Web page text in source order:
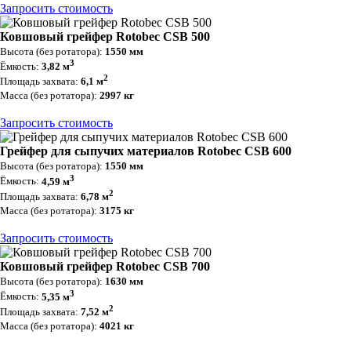
Запросить стоимость
Ковшовый грейфер Rotobec CSB 500
Высота (без ротатора): 1550 мм
Ёмкость: 3,82 м3
Площадь захвата: 6,1 м2
Масса (без ротатора): 2997 кг
Запросить стоимость
Грейфер для сыпучих материалов Rotobec CSB 600
Высота (без ротатора): 1550 мм
Ёмкость: 4,59 м3
Площадь захвата: 6,78 м2
Масса (без ротатора): 3175 кг
Запросить стоимость
Ковшовый грейфер Rotobec CSB 700
Высота (без ротатора): 1630 мм
Ёмкость: 5,35 м3
Площадь захвата: 7,52 м2
Масса (без ротатора): 4021 кг